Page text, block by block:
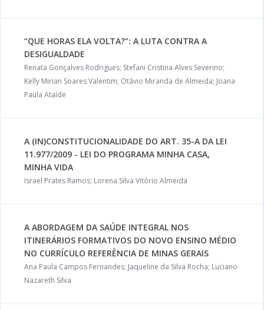
“QUE HORAS ELA VOLTA?”: A LUTA CONTRA A
DESIGUALDADE
Renata Gonçalves Rodrigues; Stefani Cristina Alves Severino;
Kelly Mirian Soares Valentim; Otávio Miranda de Almeida; Joana
Paula Ataíde
A (IN)CONSTITUCIONALIDADE DO ART. 35-A DA LEI
11.977/2009 - LEI DO PROGRAMA MINHA CASA,
MINHA VIDA
Israel Prates Ramos; Lorena Silva Vitório Almeida
A ABORDAGEM DA SAÚDE INTEGRAL NOS
ITINERÁRIOS FORMATIVOS DO NOVO ENSINO MÉDIO
NO CURRÍCULO REFERÊNCIA DE MINAS GERAIS
Ana Paula Campos Fernandes; Jaqueline da Silva Rocha; Luciano
Nazareth Silva